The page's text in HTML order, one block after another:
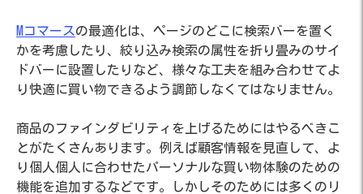
Mコマースの最適化は、ページのどこに検索バーを置く
かを考慮したり、絞り込み検索の属性を折り畳みのサイ
ドバーに設置したりなど、様々な工夫を組み合わせてよ
り快適に買い物できるよう調節しなくてはなりません。
商品のファインダビリティを上げるためにはやるべきこ
とがたくさんあります。例えば顧客情報を見直して、よ
り個人個人に合わせたパーソナルな買い物体験のための
機能を追加するなどです。しかしそのためには多くのリ